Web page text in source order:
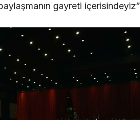
gayreti içerisindeyiz”